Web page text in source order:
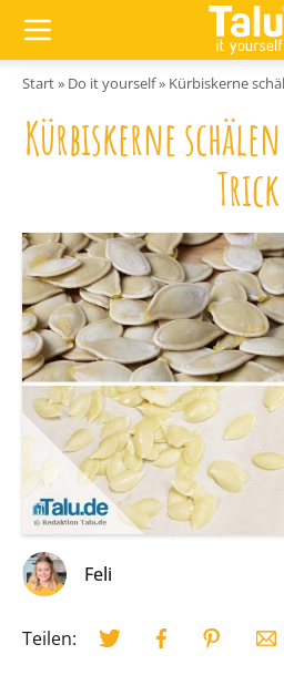
Start» Do it yourself» Kürbiskerne
Kürbiskerne
Trick
Feli
Teilen: